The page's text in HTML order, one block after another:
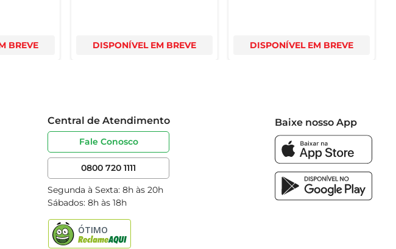
BREVE DISPONÍVEL EM BREVE DISPONÍVEL EM BREVE
Central de Atendimento
Fale Conosco
0800 720 1111
Segunda à Sexta: 8h às 20h
Sábados: 8h às 18h
Baixe nosso App